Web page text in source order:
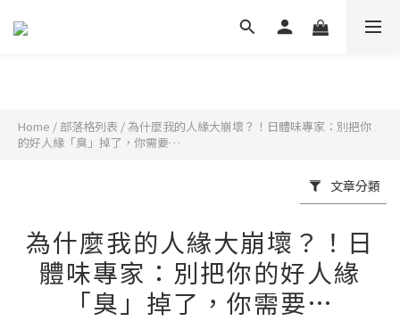
Home / 部落格列表 /為什麼我的人緣大崩壞？！日體味專家：別把你
的好人緣「臭」掉了，你需要…
文章分類
為什麼我的人緣大崩壞？！日
體味專家：別把你的好人緣
「臭」掉了，你需要…